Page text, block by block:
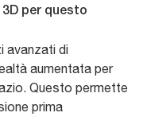
per questo
avanzati di
aumentata per
Questo permette
prima